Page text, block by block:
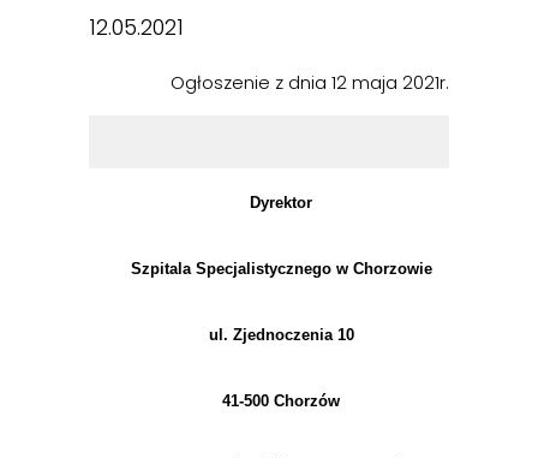
12.05.2021
Ogłoszenie z dnia 12 maja 2021r.
Dyrektor
Szpitala Specjalistycznego w Chorzowie
ul. Zjednoczenia 10
41-500 Chorzów